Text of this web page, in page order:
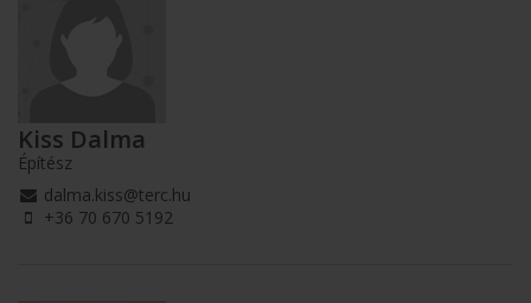
Kiss Dalma
Építész
dalma.kiss@terc.hu
+36 70 670 5192